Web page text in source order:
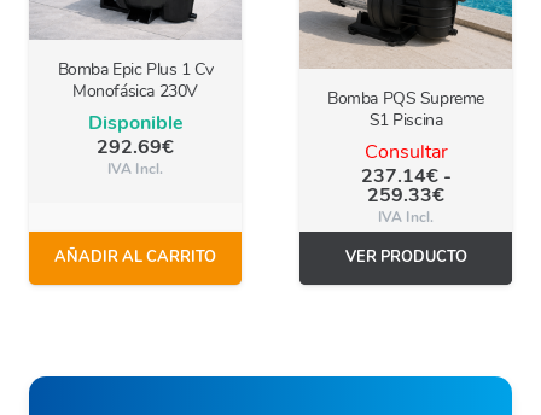
Bomba Epic Plus 1 Cv
Monofásica 230V
Disponible
292.69€
IVA Incl.
AÑADIR AL CARRITO
Bomba PQS Supreme
S1 Piscina
Consultar
237.14€ -
259.33€Rango
precios:
desde
237.14€
hasta
IVA Incl.
VER PRODUCTO